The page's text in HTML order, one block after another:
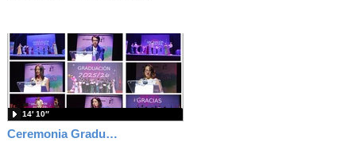
Ceremonia Graduación 4º ESO 2025-26
14′ 10″